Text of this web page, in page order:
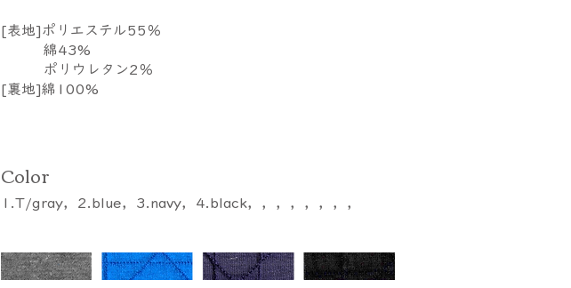
[表地]ポリエステル55％
綿43%
ポリウレタン2％
[裏地]綿100%
Color
1.T/gray，2.blue，3.navy，4.black，，，，，，，，